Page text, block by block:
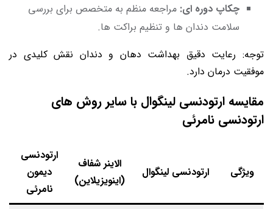
چکاپ دوره ای: مراجعه منظم به متخصص برای بررسی
سلامت دندان ها و تنظیم براکت ها.
توجه: رعایت دقیق بهداشت دهان و دندان نقش کلیدی در
موفقیت درمان دارد.
مقایسه ارتودنسی لینگوال با سایر روش های
ارتودنسی نامرئی
ویژگی ارتودنسی لینگوال
الاینر شفاف
(اینویزیلاین)
ارتودنسی
دیمون
نامرئی